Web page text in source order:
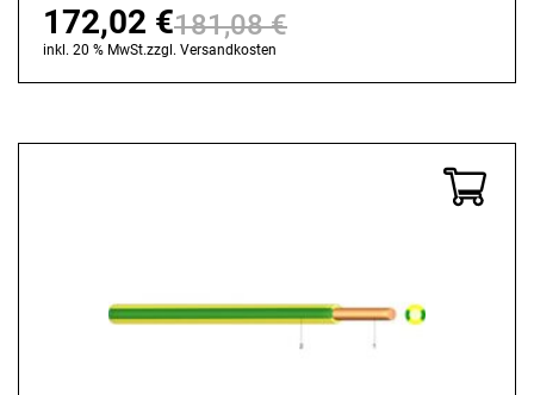
181,08€
war:
172,02 €
ist:
inkl. 20 % MwSt.zzgl. Versandkosten